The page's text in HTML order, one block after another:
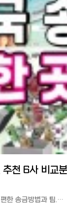
저희는 두 사람이 함
께 찍은 사진이 있으면
하더라고요.
) 일본 정부가
거 아냐?"라는 점인
소득 증빙이 조금
한국에서의 경력
수 있다"는 의지를
일본인 배우자가!)
번대... 서류를 접수하
길게는 3개월의 기다
한 송금방법과 팁.